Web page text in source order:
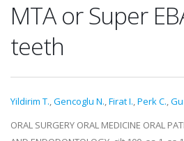
MTA or Super
teeth
Yildirim T.,Gencoglu N.,Firat I.,Perk C.,
ORAL SURGERY ORAL MEDICINE ORAL